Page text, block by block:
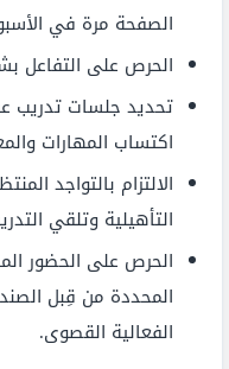
الصفحة مرة في
الحرص على التفاعل
تحديد جلسات تدريب
اكتساب المهارات
الالتزام بالتواجد
التأهيلية وتلقي
الحرص على الحضور
المحددة من قِبل
الفعالية القصوى.